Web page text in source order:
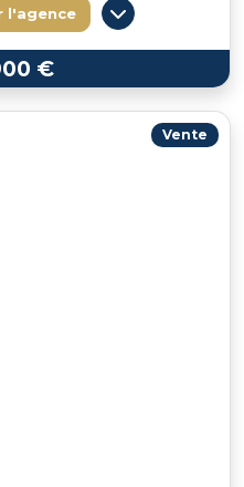
l'agence
€
Vente